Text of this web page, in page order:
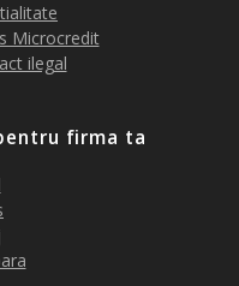
Microcredit
ilegal
firma ta